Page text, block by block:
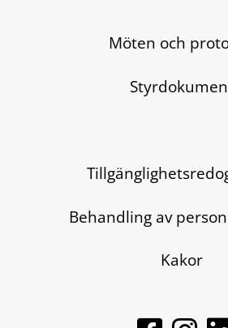
Möten och
Behandling av
Kakor